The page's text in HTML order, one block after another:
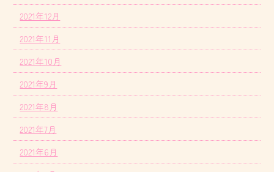
2021年12月
2021年11月
2021年10月
2021年9月
2021年8月
2021年7月
2021年6月